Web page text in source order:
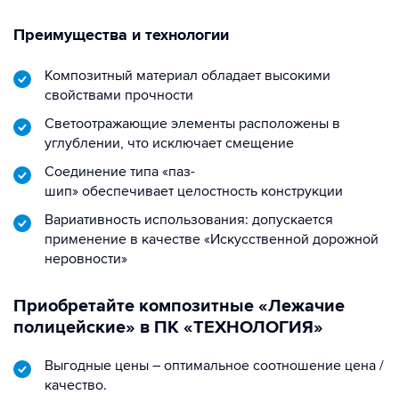
Преимущества и технологии
Композитный материал обладает высокими
свойствами прочности
Светоотражающие элементы расположены в
углублении, что исключает смещение
Соединение типа «паз-
шип» обеспечивает целостность конструкции
Вариативность использования: допускается
применение в качестве «Искусственной дорожной
неровности»
Приобретайте композитные «Лежачие
полицейские» в ПК «ТЕХНОЛОГИЯ»
Выгодные цены – оптимальное соотношение цена /
качество.